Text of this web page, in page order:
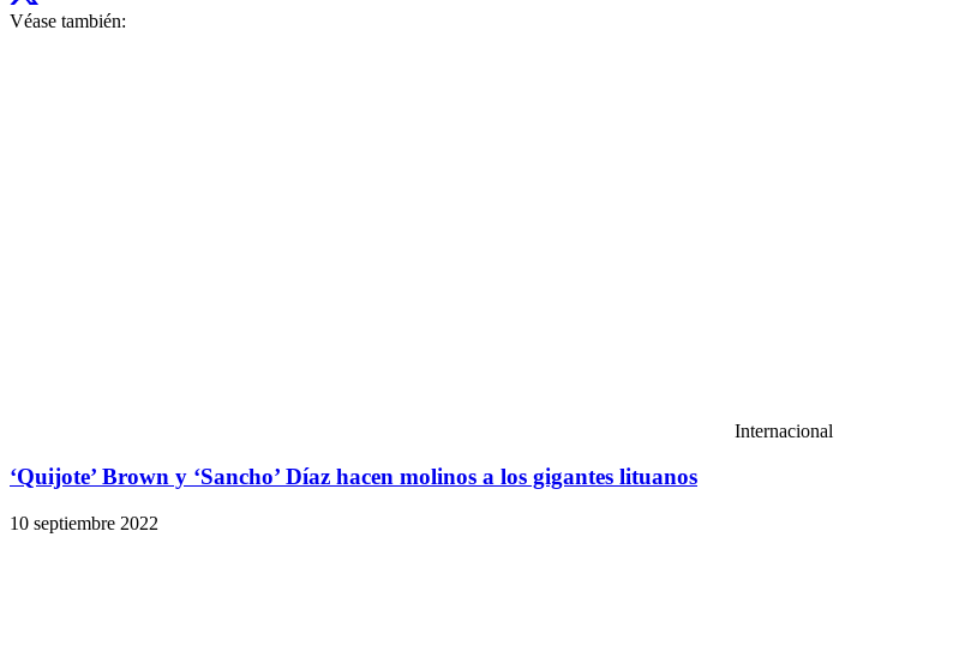
Véase también:
Internacional
‘Quijote’ Brown y ‘Sancho’ Díaz hacen molinos a los gigantes lituanos
10 septiembre 2022